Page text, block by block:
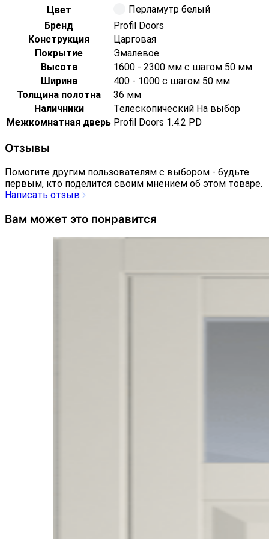
Цвет
Перламутр белый
Бренд
Profil Doors
Конструкция
Царговая
Покрытие
Эмалевое
Высота
1600 - 2300 мм с шагом 50 мм
Ширина
400 - 1000 с шагом 50 мм
Толщина полотна
36 мм
Наличники
Телескопический На выбор
Межкомнатная дверь Profil Doors 1.4.2 PD
Отзывы
Помогите другим пользователям с выбором - будьте
первым, кто поделится своим мнением об этом товаре.
Написать отзыв
Вам может это понравится